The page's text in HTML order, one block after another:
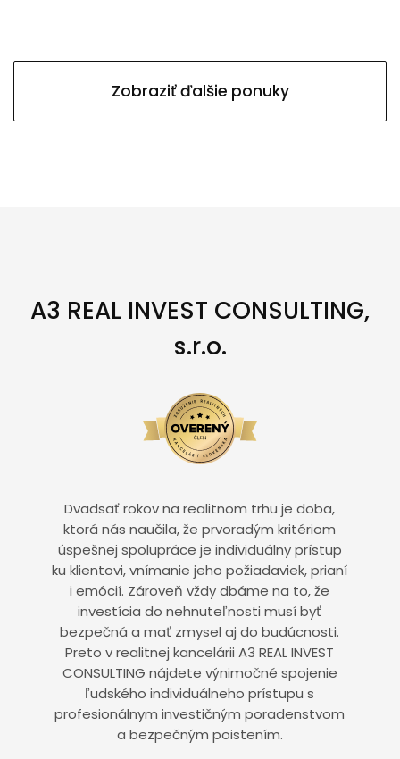
Zobraziť ďalšie ponuky
A3 REAL INVEST CONSULTING,
s.r.o.
Dvadsať rokov na realitnom trhu je doba,
ktorá nás naučila, že prvoradým kritériom
úspešnej spolupráce je individuálny prístup
ku klientovi, vnímanie jeho požiadaviek, prianí
i emócií. Zároveň vždy dbáme na to, že
investícia do nehnuteľnosti musí byť
bezpečná a mať zmysel aj do budúcnosti.
Preto v realitnej kancelárii A3 REAL INVEST
CONSULTING nájdete výnimočné spojenie
ľudského individuálneho prístupu s
profesionálnym investičným poradenstvom
a bezpečným poistením.